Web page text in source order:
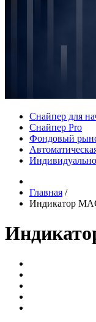
Снайпер для
Снайпер Pro
Фондовый
Главная /
Индикатор